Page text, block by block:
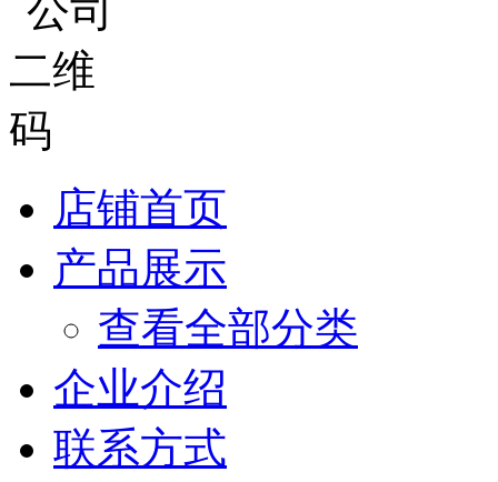
店铺首页
产品展示
查看全部分类
企业介绍
联系方式